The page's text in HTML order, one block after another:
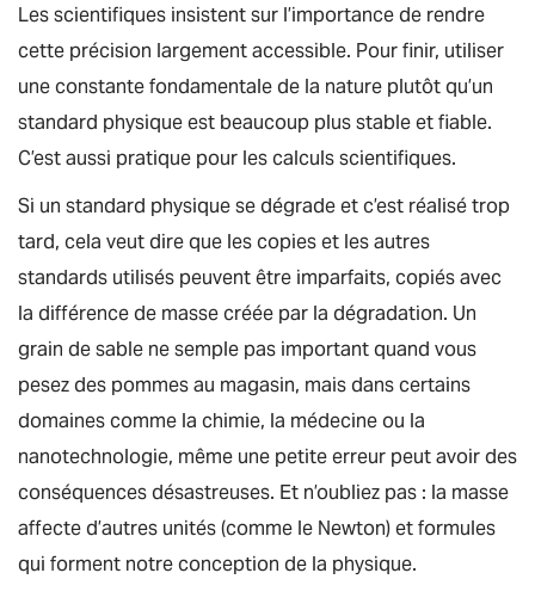
Les scientifiques insistent sur l’importance de rendre
cette précision largement accessible. Pour finir, utiliser
une constante fondamentale de la nature plutôt qu’un
standard physique est beaucoup plus stable et fiable.
C’est aussi pratique pour les calculs scientifiques.
Si un standard physique se dégrade et c’est réalisé trop
tard, cela veut dire que les copies et les autres
standards utilisés peuvent être imparfaits, copiés avec
la différence de masse créée par la dégradation. Un
grain de sable ne semple pas important quand vous
pesez des pommes au magasin, mais dans certains
domaines comme la chimie, la médecine ou la
nanotechnologie, même une petite erreur peut avoir des
conséquences désastreuses. Et n’oubliez pas : la masse
affecte d’autres unités (comme le Newton) et formules
qui forment notre conception de la physique.